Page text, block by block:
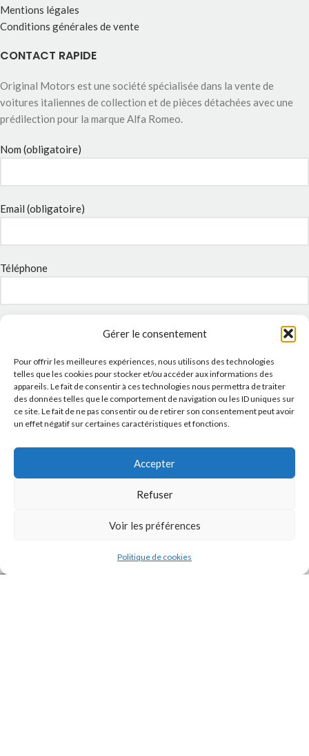
Gérer le consentement
Pour offrir les meilleures expériences, nous utilisons des technologies
telles que les cookies pour stocker et/ou accéder aux informations des
appareils. Le fait de consentir à ces technologies nous permettra de traiter
des données telles que le comportement de navigation ou les ID uniques sur
ce site. Le fait de ne pas consentir ou de retirer son consentement peut avoir
un effet négatif sur certaines caractéristiques et fonctions.
Accepter
Refuser
Voir les préférences
Politique de cookies
Mentions légales
Conditions générales de vente
CONTACT RAPIDE
Original Motors est une société spécialisée dans la vente de
voitures italiennes de collection et de pièces détachées avec une
prédilection pour la marque Alfa Romeo.
Nom (obligatoire)
Email (obligatoire)
Téléphone
Message